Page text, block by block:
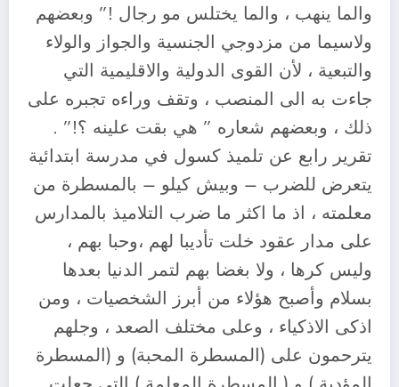
والما ينهب ، والما يختلس مو رجال !” وبعضهم
ولاسيما من مزدوجي الجنسية والجواز والولاء
والتبعية ، لأن القوى الدولية والاقليمية التي
جاءت به الى المنصب ، وتقف وراءه تجبره على
ذلك ، وبعضهم شعاره ” هي بقت علينه ؟!” .
تقرير رابع عن تلميذ كسول في مدرسة ابتدائية
يتعرض للضرب – وبيش كيلو – بالمسطرة من
معلمته ، اذ ما اكثر ما ضرب التلاميذ بالمدارس
على مدار عقود خلت تأديبا لهم ،وحبا بهم ،
وليس كرها ، ولا بغضا بهم لتمر الدنيا بعدها
بسلام وأصبح هؤلاء من أبرز الشخصيات ، ومن
اذكى الاذكياء ، وعلى مختلف الصعد ، وجلهم
يترحمون على (المسطرة المحبة) و (المسطرة